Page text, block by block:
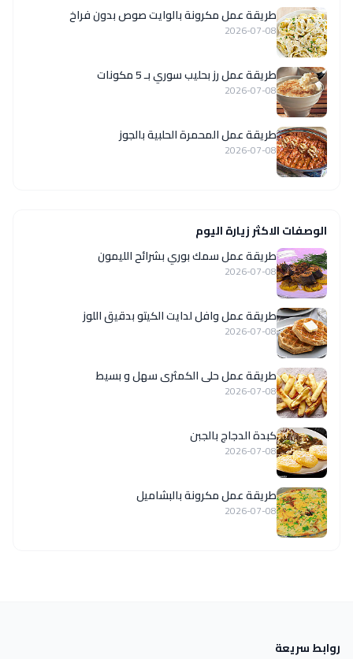
طريقة عمل مكرونة بالوايت صوص بدون فراخ
2026-07-08
طريقة عمل رز بحليب سوري بـ 5 مكونات
2026-07-08
طريقة عمل المحمرة الحلبية بالجوز
2026-07-08
الوصفات الاكثر زيارة اليوم
طريقة عمل سمك بوري بشرائح الليمون
2026-07-08
طريقة عمل وافل لدايت الكيتو بدقيق اللوز
2026-07-08
طريقة عمل حلى الكمثرى سهل و بسيط
2026-07-08
كبدة الدجاج بالجبن
2026-07-08
طريقة عمل مكرونة بالبشاميل
2026-07-08
روابط سريعة